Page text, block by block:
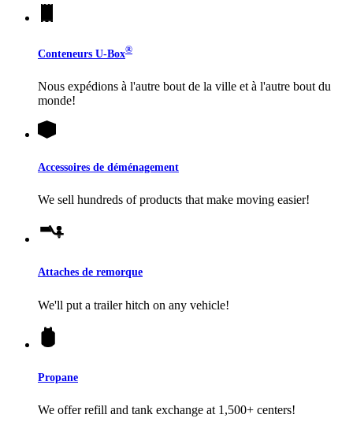
Conteneurs U-Box®
Nous expédions à l'autre bout de la ville et à l'autre bout du
monde!
Accessoires de déménagement
We sell hundreds of products that make moving easier!
Attaches de remorque
We'll put a trailer hitch on any vehicle!
Propane
We offer refill and tank exchange at 1,500+ centers!